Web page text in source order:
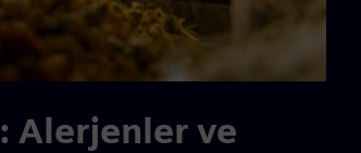
Alerjenler ve